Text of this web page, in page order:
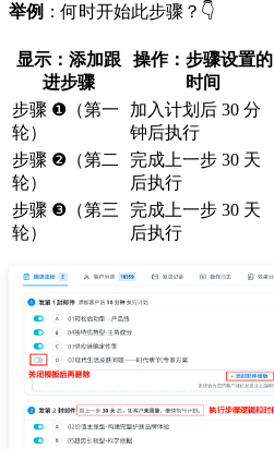
举例 ：何时开始此步骤？👇
显示：添加跟
进步骤
操作：步骤设置的
时间
步骤 ❶（第一
轮）
加入计划后 30 分
钟后执行
步骤 ❷（第二
轮）
完成上一步 30 天
后执行
步骤 ❸（第三
轮）
完成上一步 30 天
后执行